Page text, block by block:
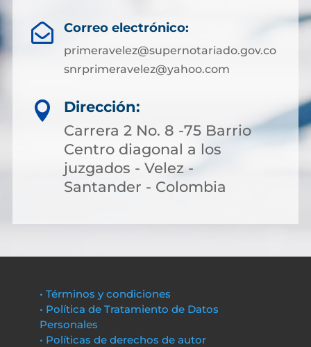
 Correo electrónico:
primeravelez@supernotariado.gov.co
snrprimeravelez@yahoo.com

Dirección:
Carrera 2 No. 8 -75 Barrio
Centro diagonal a los
juzgados - Velez -
Santander - Colombia
• Términos y condiciones
• Política de Tratamiento de Datos
Personales
• Políticas de derechos de autor